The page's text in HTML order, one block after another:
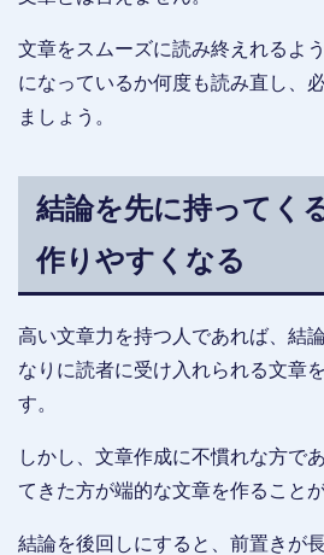
文章をスムーズに読み終えれるよ
になっているか何度も読み直し、
ましょう。
結論を先に持ってく
作りやすくなる
高い文章力を持つ人であれば、結
なりに読者に受け入れられる文章
す。
しかし、文章作成に不慣れな方で
てきた方が端的な文章を作ること
結論を後回しにすると、前置きが